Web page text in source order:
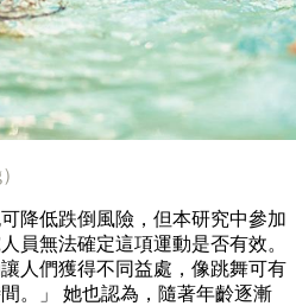
降低跌倒風險，但本研究中參加
員無法確定這項運動是否有效。
人們獲得不同益處，像跳舞可有
。」 她也認為，隨著年齡逐漸